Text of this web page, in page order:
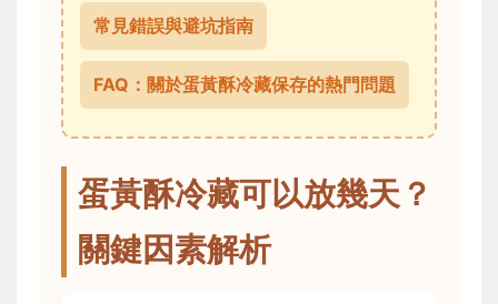
常見錯誤與避坑指南
FAQ：關於蛋黃酥冷藏保存的熱門問題
蛋黃酥冷藏可以放幾天？
關鍵因素解析